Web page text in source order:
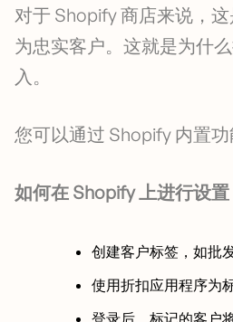
对于 Shopify 商店来说，
为忠实客户。这就是为什
入。
您可以通过 Shopify 内置
如何在 Shopify 上进行设置
创建客户标签，如批
使用折扣应用程序为
登录后，标记的客户